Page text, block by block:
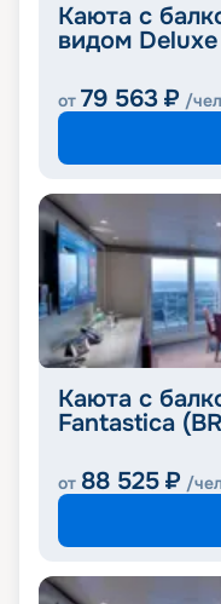
Каюта с
видом
от 79 563 ₽ /чел
Каюта с
Fantastica
от 88 525 ₽ /чел